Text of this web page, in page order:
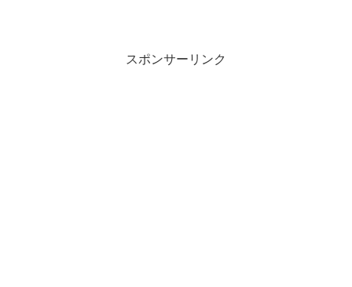
スポンサーリンク